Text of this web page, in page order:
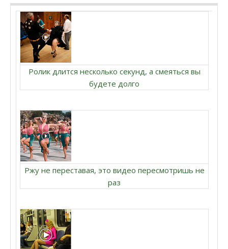
Ролик длится несколько секунд, а смеяться вы
будете долго
Ржу не переставая, это видео пересмотришь не
раз